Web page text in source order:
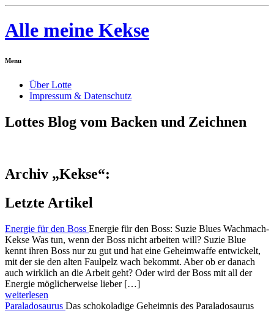
Alle meine Kekse
Menu
Über Lotte
Impressum & Datenschutz
Lottes Blog vom Backen und Zeichnen
Archiv „Kekse“:
Letzte Artikel
Energie für den Boss Energie für den Boss: Suzie Blues Wachmach-
Kekse Was tun, wenn der Boss nicht arbeiten will? Suzie Blue
kennt ihren Boss nur zu gut und hat eine Geheimwaffe entwickelt,
mit der sie den alten Faulpelz wach bekommt. Aber ob er danach
auch wirklich an die Arbeit geht? Oder wird der Boss mit all der
Energie möglicherweise lieber […]
weiterlesen
Paraladosaurus Das schokoladige Geheimnis des Paraladosaurus